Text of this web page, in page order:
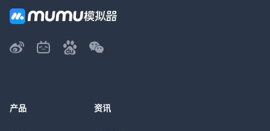
产品 资讯